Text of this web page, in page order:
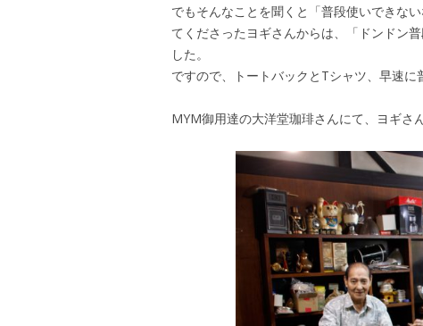
でもそんなことを聞くと「普段使いできな
てくださったヨギさんからは、「ドンドン
した。
ですので、トートバックとTシャツ、早速に
MYM御用達の大洋堂珈琲さんにて、ヨギさ